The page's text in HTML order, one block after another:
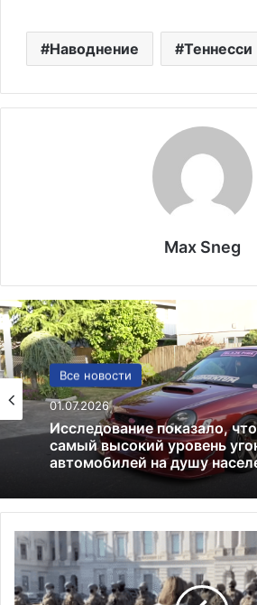
Наводнение Теннесси
Max Sneg
Все новости
01.07.2026
Исследование показало,
самый высокий уровень
автомобилей на душу
Погода
12.12.2025
Погода в Киеве: прогноз,
особенности зимней
П
е
о